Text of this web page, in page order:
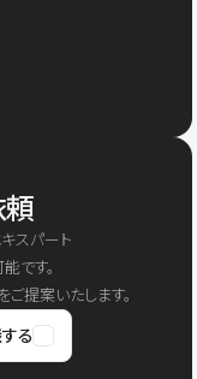
頼
スパート
です。
提案いたします。
る